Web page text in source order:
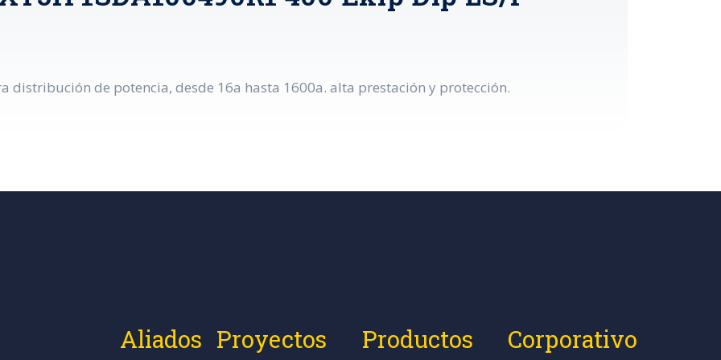
de potencia, desde 16a hasta 1600a. alta prestación y protección.
Aliados Proyectos Productos Corporativo